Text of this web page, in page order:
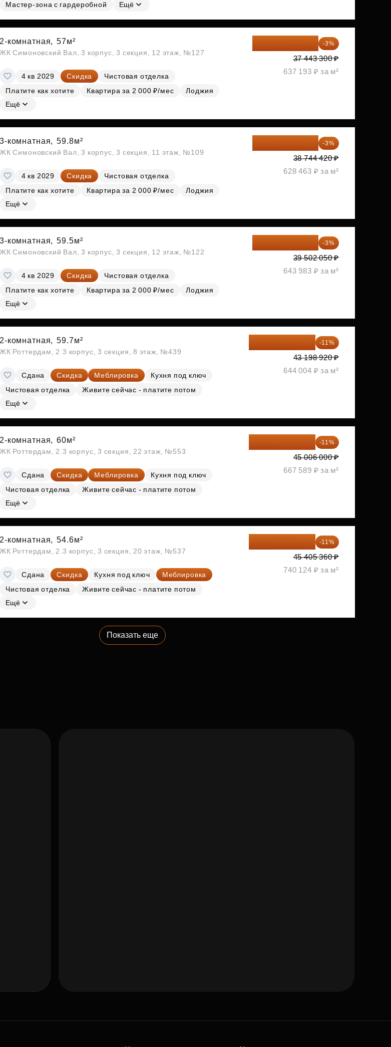
Мастер-зона с гардеробной
Ещё
2-комнатная, 57м²
ЖК Симоновский Вал, 3 корпус, 3 секция, 12 этаж, №127
4 кв 2029 Скидка
Чистовая отделка
Платите как хотите
Квартира за 2 000 ₽/мес
Лоджия
Ещё
36 320 001 ₽ -3%
37 443 300 ₽
637 193 ₽ за м²
3-комнатная, 59.8м²
ЖК Симоновский Вал, 3 корпус, 3 секция, 11 этаж, №109
4 кв 2029 Скидка
Чистовая отделка
Платите как хотите
Квартира за 2 000 ₽/мес
Лоджия
Ещё
37 582 087 ₽ -3%
38 744 420 ₽
628 463 ₽ за м²
3-комнатная, 59.5м²
ЖК Симоновский Вал, 3 корпус, 3 секция, 12 этаж, №122
4 кв 2029 Скидка
Чистовая отделка
Платите как хотите
Квартира за 2 000 ₽/мес
Лоджия
Ещё
38 316 989 ₽ -3%
39 502 050 ₽
643 983 ₽ за м²
2-комнатная, 59.7м²
ЖК Роттердам, 2.3 корпус, 3 секция, 8 этаж, №439
Сдана Скидка Меблировка
Кухня под ключ
Чистовая отделка
Живите сейчас - платите потом
Ещё
-11%
43 198 920 ₽
644 004 ₽ за м²
2-комнатная, 60м²
ЖК Роттердам, 2.3 корпус, 3 секция, 22 этаж, №553
Сдана Скидка Меблировка
Кухня под ключ
Чистовая отделка
Живите сейчас - платите потом
Ещё
-11%
45 006 000 ₽
667 589 ₽ за м²
2-комнатная, 54.6м²
ЖК Роттердам, 2.3 корпус, 3 секция, 20 этаж, №537
Сдана Скидка Кухня под ключ
Меблировка
Чистовая отделка
Живите сейчас - платите потом
Ещё
-11%
45 405 360 ₽
740 124 ₽ за м²
Показать еще